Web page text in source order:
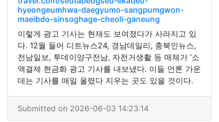
hyeongeumhwa-daegyumo-sangpumgwon-
maeibdo-sinsoghage-cheoli-ganeung
이렇게 광고 기사는 현재도 보여졌다가 사라지고 있
다. 12월 들어 디트뉴스24, 경남데일리, 충북인뉴스,
전남일보, 투데이양구전남, 자전거생활 등 매체가 ‘소
액결제 현금화 광고 기사를 내보냈다. 이들 언론 가운
데는 기사를 매일 올렸다 지우는 곳도 있을 것이다.
Submitted on 2026-06-03 14:23:14